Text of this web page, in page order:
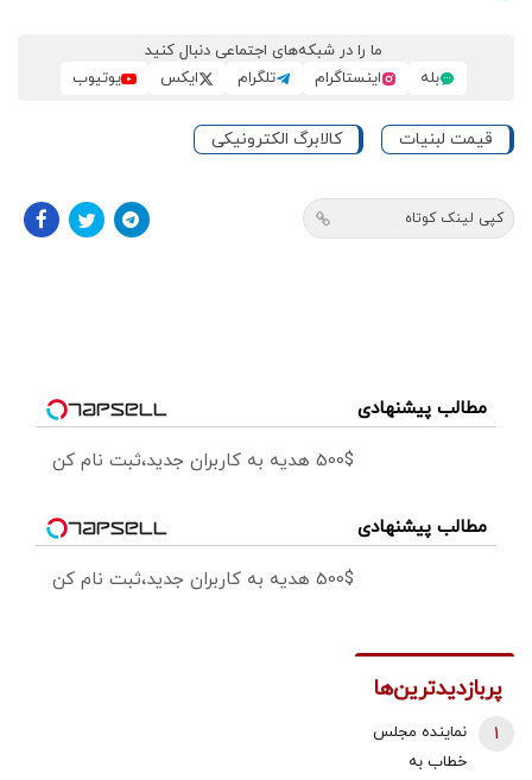
ما را در شبکه‌های اجتماعی دنبال کنید
بله
اینستاگرام تلگرام ایکس یوتیوب
قیمت لبنیات کالابرگ الکترونیکی
کپی لینک کوتاه
مطالب پیشنهادی
500$ هدیه به کاربران جدید،ثبت نام کن
مطالب پیشنهادی
500$ هدیه به کاربران جدید،ثبت نام کن
پربازدیدترین‌ها
نماینده مجلس
خطاب به
1